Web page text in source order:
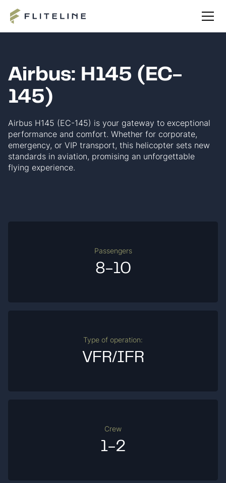
Airbus: H145 (EC-
145)
Airbus H145 (EC-145) is your gateway to exceptional
performance and comfort. Whether for corporate,
emergency, or VIP transport, this helicopter sets new
standards in aviation, promising an unforgettable
flying experience.
Passengers
8-10
Type of operation:
VFR/IFR
Crew
1-2